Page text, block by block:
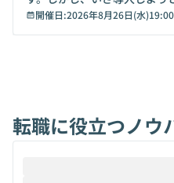
キュリティ面の懸念や権限管
から、気軽に使えないケース
けでなく、想像以上の範囲ま
ることは、まだあまり知られ
開催日:2026年8月26日(水)19:00
転職に役立つノウ